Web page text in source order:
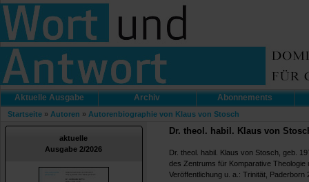
Aktuelle Ausgabe Archiv Abonnements
Startseite » Autoren » Autorenbiographie von Klaus von Stosch
aktuelle
Ausgabe 2/2026
Dr. theol. habil. Klaus von
Dr. theol. habil. Klaus von Stosch, geb.
des Zentrums für Komparative
Veröffentlichung u. a.: Trinität, Paderborn